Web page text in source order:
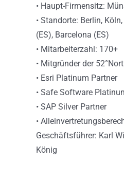
• Haupt-Firmensitz:
• Standorte: Berlin,
(ES), Barcelona (ES)
• Mitarbeiterzahl: 170+
• Mitgründer der
• Esri Platinum Partner
• Safe Software
• SAP Silver Partner
•
Geschäftsführer: Karl
König